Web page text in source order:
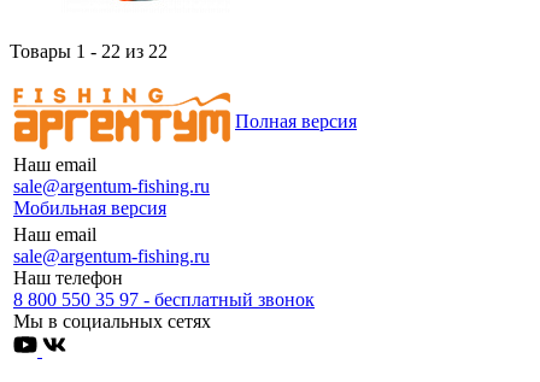
Товары 1 - 22 из 22
Наш email
sale@argentum-fishing.ru
Мобильная версия
Полная версия
Наш email
sale@argentum-fishing.ru
Наш телефон
8 800 550 35 97 - бесплатный звонок
Мы в социальных сетях